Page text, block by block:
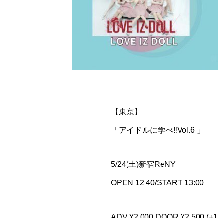
【東京】
「アイドルに学べ‼︎Vol.6 」
5/24(土)新宿ReNY
OPEN 12:40/START 13:00